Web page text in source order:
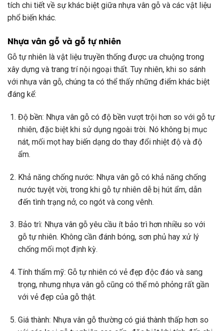
tích chi tiết về sự khác biệt giữa nhựa vân gỗ và các vật liệu
phổ biến khác.
Nhựa vân gỗ và gỗ tự nhiên
Gỗ tự nhiên là vật liệu truyền thống được ưa chuộng trong
xây dựng và trang trí nội ngoại thất. Tuy nhiên, khi so sánh
với nhựa vân gỗ, chúng ta có thể thấy những điểm khác biệt
đáng kể:
Độ bền: Nhựa vân gỗ có độ bền vượt trội hơn so với gỗ tự
nhiên, đặc biệt khi sử dụng ngoài trời. Nó không bị mục
nát, mối mọt hay biến dạng do thay đổi nhiệt độ và độ
ẩm.
Khả năng chống nước: Nhựa vân gỗ có khả năng chống
nước tuyệt vời, trong khi gỗ tự nhiên dễ bị hút ẩm, dẫn
đến tình trạng nở, co ngót và cong vênh.
Bảo trì: Nhựa vân gỗ yêu cầu ít bảo trì hơn nhiều so với
gỗ tự nhiên. Không cần đánh bóng, sơn phủ hay xử lý
chống mối mọt định kỳ.
Tính thẩm mỹ: Gỗ tự nhiên có vẻ đẹp độc đáo và sang
trọng, nhưng nhựa vân gỗ cũng có thể mô phỏng rất gần
với vẻ đẹp của gỗ thật.
Giá thành: Nhựa vân gỗ thường có giá thành thấp hơn so